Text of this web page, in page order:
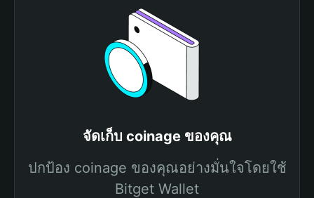
จัดเก็บ coinage ของคุณ
ปกป้อง coinage ของคุณอย่างมั่นใจโดยใช้
Bitget Wallet